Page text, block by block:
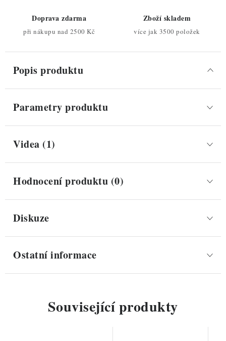
Doprava zdarma
při nákupu nad 2500 Kč
Zboží skladem
více jak 3500 položek
Popis produktu
Parametry produktu
Videa (1)
Hodnocení produktu (0)
Diskuze
Ostatní informace
Související produkty